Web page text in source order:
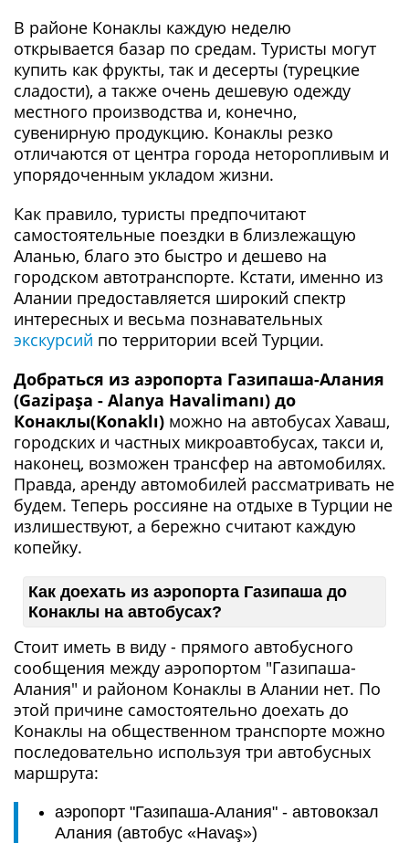
В районе Конаклы каждую неделю
открывается базар по средам. Туристы могут
купить как фрукты, так и десерты (турецкие
сладости), а также очень дешевую одежду
местного производства и, конечно,
сувенирную продукцию. Конаклы резко
отличаются от центра города неторопливым и
упорядоченным укладом жизни.
Как правило, туристы предпочитают
самостоятельные поездки в близлежащую
Аланью, благо это быстро и дешево на
городском автотранспорте. Кстати, именно из
Алании предоставляется широкий спектр
интересных и весьма познавательных
экскурсий по территории всей Турции.
Добраться из аэропорта Газипаша-Алания
(Gazipaşa - Alanya Havalimanı) до
Конаклы(Konaklı) можно на автобусах Хаваш,
городских и частных микроавтобусах, такси и,
наконец, возможен трансфер на автомобилях.
Правда, аренду автомобилей рассматривать не
будем. Теперь россияне на отдыхе в Турции не
излишествуют, а бережно считают каждую
копейку.
Как доехать из аэропорта Газипаша до
Конаклы на автобусах?
Стоит иметь в виду - прямого автобусного
сообщения между аэропортом "Газипаша-
Алания" и районом Конаклы в Алании нет. По
этой причине самостоятельно доехать до
Конаклы на общественном транспорте можно
последовательно используя три автобусных
маршрута:
аэропорт "Газипаша-Алания" - автовокзал
Алания (автобус «Havaş»)